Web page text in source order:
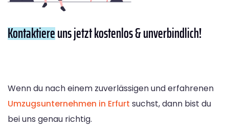
Kontaktiereuns jetzt kostenlos & unverbindlich!
Wenn du nach einem zuverlässigen und erfahrenen
Umzugsunternehmen in Erfurt suchst, dann bist du
bei uns genau richtig.